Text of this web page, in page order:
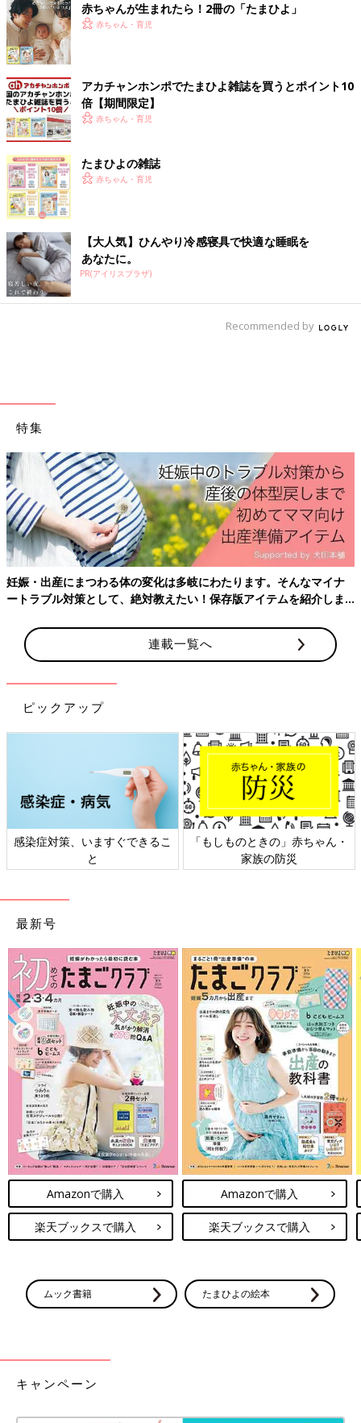
※記事の内容は記事執筆当時の情報であり、現在と異なる場合が
あります。
赤ちゃんが生まれたら！2冊の「たまひよ」
赤ちゃん・育児
アカチャンホンポでたまひよ雑誌を買うとポイント10
倍【期間限定】
赤ちゃん・育児
たまひよの雑誌
赤ちゃん・育児
【大人気】ひんやり冷感寝具で快適な睡眠を
あなたに。
PR(アイリスプラザ)
Recommended by
特集
妊娠・出産にまつわる体の変化は多岐にわたります。そんなマイナ
ートラブル対策として、絶対教えたい！保存版アイテムを紹介しま
連載一覧へ
ピックアップ
感染症対策、いますぐできるこ
と
「もしものときの」赤ちゃん・
家族の防災
最新号
Amazonで購入
楽天ブックスで購入
Amazonで購入
楽天ブックスで購入
ムック書籍 たまひよの絵本
キャンペーン